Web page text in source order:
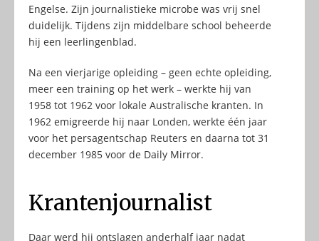
Engelse. Zijn journalistieke microbe was vrij snel
duidelijk. Tijdens zijn middelbare school beheerde
hij een leerlingenblad.
Na een vierjarige opleiding – geen echte opleiding,
meer een training op het werk – werkte hij van
1958 tot 1962 voor lokale Australische kranten. In
1962 emigreerde hij naar Londen, werkte één jaar
voor het persagentschap Reuters en daarna tot 31
december 1985 voor de Daily Mirror.
Krantenjournalist
Daar werd hij ontslagen anderhalf jaar nadat